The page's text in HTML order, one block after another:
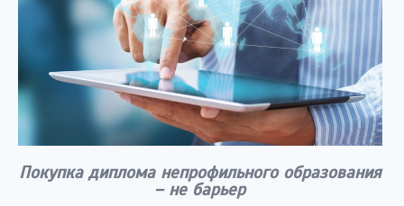
Покупка диплома непрофильного образования
– не барьер